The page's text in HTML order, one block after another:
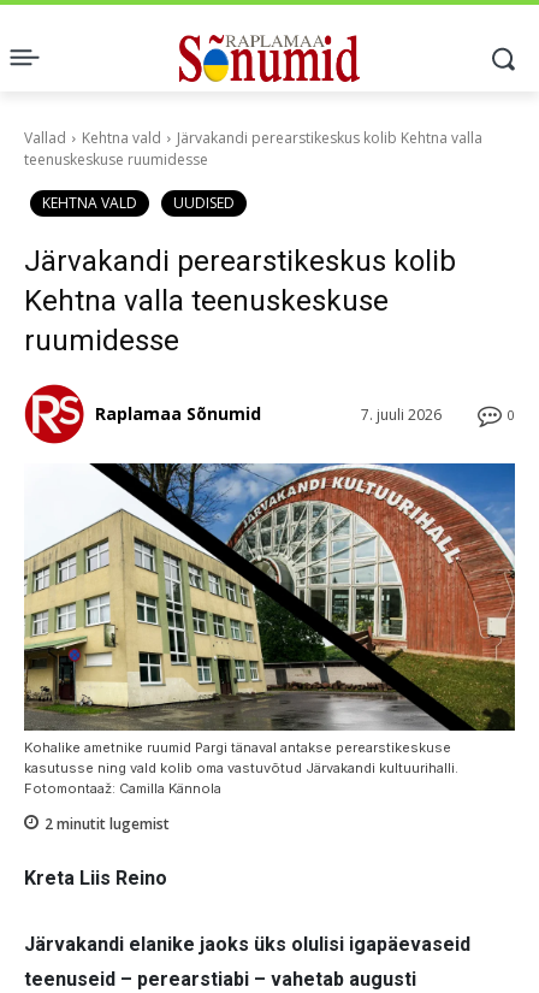
Vallad Kehtna vald
Järvakandi perearstikeskus kolib Kehtna valla
teenuskeskuse ruumidesse
KEHTNA VALD UUDISED
Järvakandi perearstikeskus kolib
Kehtna valla teenuskeskuse
ruumidesse
0
7. juuli 2026
Raplamaa Sõnumid
Kohalike ametnike ruumid Pargi tänaval antakse perearstikeskuse
kasutusse ning vald kolib oma vastuvõtud Järvakandi kultuurihalli.
Fotomontaaž: Camilla Kännola
2minutit lugemist
Kreta Liis Reino
Järvakandi elanike jaoks üks olulisi igapäevaseid
teenuseid – perearstiabi – vahetab augusti